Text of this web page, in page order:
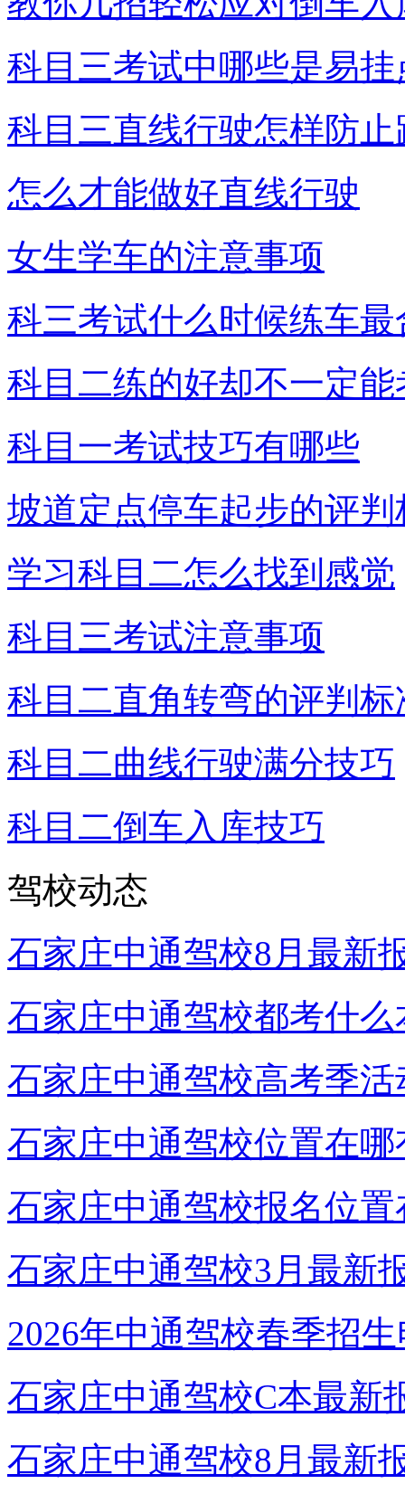
科目三考试中哪些是易挂
科目三直线行驶怎样防止
怎么才能做好直线行驶
女生学车的注意事项
科三考试什么时候练车最
科目二练的好却不一定能
科目一考试技巧有哪些
坡道定点停车起步的评
学习科目二怎么找到感觉
科目三考试注意事项
科目二直角转弯的评判
科目二曲线行驶满分技巧
科目二倒车入库技巧
驾校动态
石家庄中通驾校8月最新
石家庄中通驾校都考什么
石家庄中通驾校高考季
石家庄中通驾校位置在
石家庄中通驾校报名位置
石家庄中通驾校3月最新
2026年中通驾校春季招
石家庄中通驾校C本最新
石家庄中通驾校8月最新